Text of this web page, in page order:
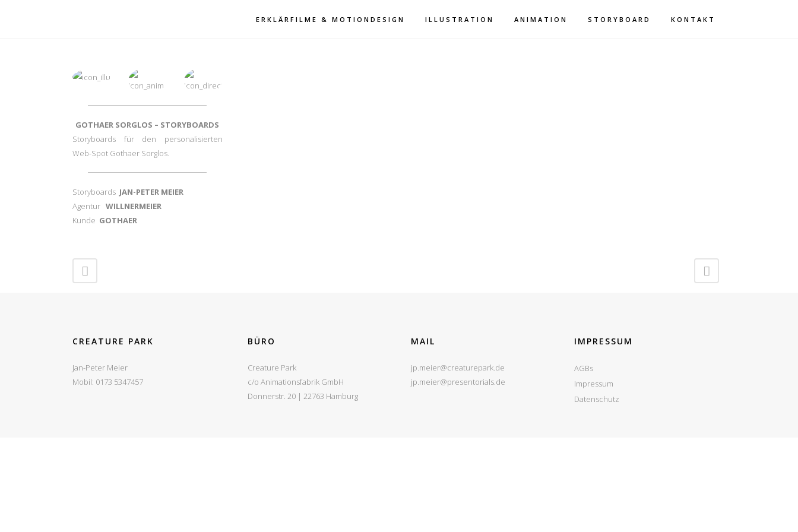
ERKLÄRFILME & MOTIONDESIGN ILLUSTRATION ANIMATION STORYBOARD KONTAKT
GOTHAER SORGLOS – STORYBOARDS
Storyboards für den personalisierten
Web-Spot Gothaer Sorglos.
Storyboards JAN-PETER MEIER
Agentur WILLNERMEIER
Kunde GOTHAER
CREATURE PARK
Jan-Peter Meier
Mobil: 0173 5347457
BÜRO
Creature Park
c/o Animationsfabrik GmbH
Donnerstr. 20 | 22763 Hamburg
MAIL
jp.meier@creaturepark.de
jp.meier@presentorials.de
IMPRESSUM
AGBs
Impressum
Datenschutz